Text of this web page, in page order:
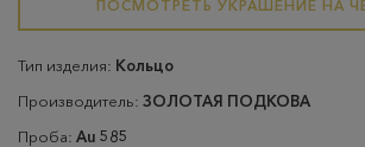
ПОСМОТРЕТЬ УКРАШЕНИЕ НА
Тип изделия: Кольцо
Производитель: ЗОЛОТАЯ ПОДКОВА
Проба: Au 585